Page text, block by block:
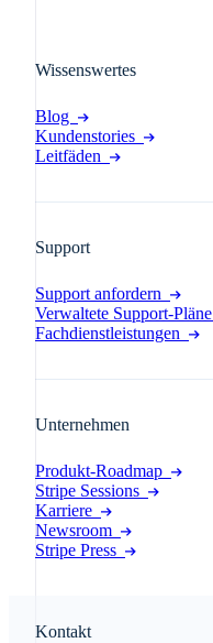
Wissenswertes
Blog
Kundenstories
Leitfäden
Support
Support anfordern
Verwaltete Support-Pläne
Fachdienstleistungen
Unternehmen
Produkt-Roadmap
Stripe Sessions
Karriere
Newsroom
Stripe Press
Kontakt